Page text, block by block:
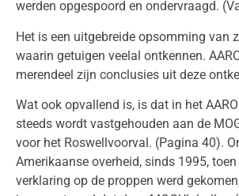
werden opgespoord en ondervraagd.
Het is een uitgebreide opsomming van
waarin getuigen veelal ontkennen.
merendeel zijn conclusies uit deze
Wat ook opvallend is, is dat in het
steeds wordt vastgehouden aan de
voor het Roswellvoorval. (Pagina 40).
Amerikaanse overheid, sinds 1995,
verklaring op de proppen werd